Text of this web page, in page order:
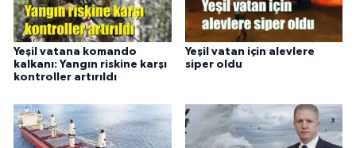
Yeşil vatana komando
kalkanı: Yangın riskine karşı
kontroller artırıldı
Yeşil vatan için alevlere
siper oldu